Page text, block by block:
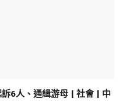
6人、通緝游母 | 社會 | 中